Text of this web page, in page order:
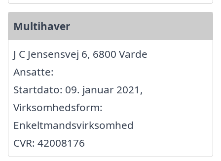
Multihaver
J C Jensensvej 6, 6800 Varde
Ansatte:
Startdato: 09. januar 2021,
Virksomhedsform:
Enkeltmandsvirksomhed
CVR: 42008176